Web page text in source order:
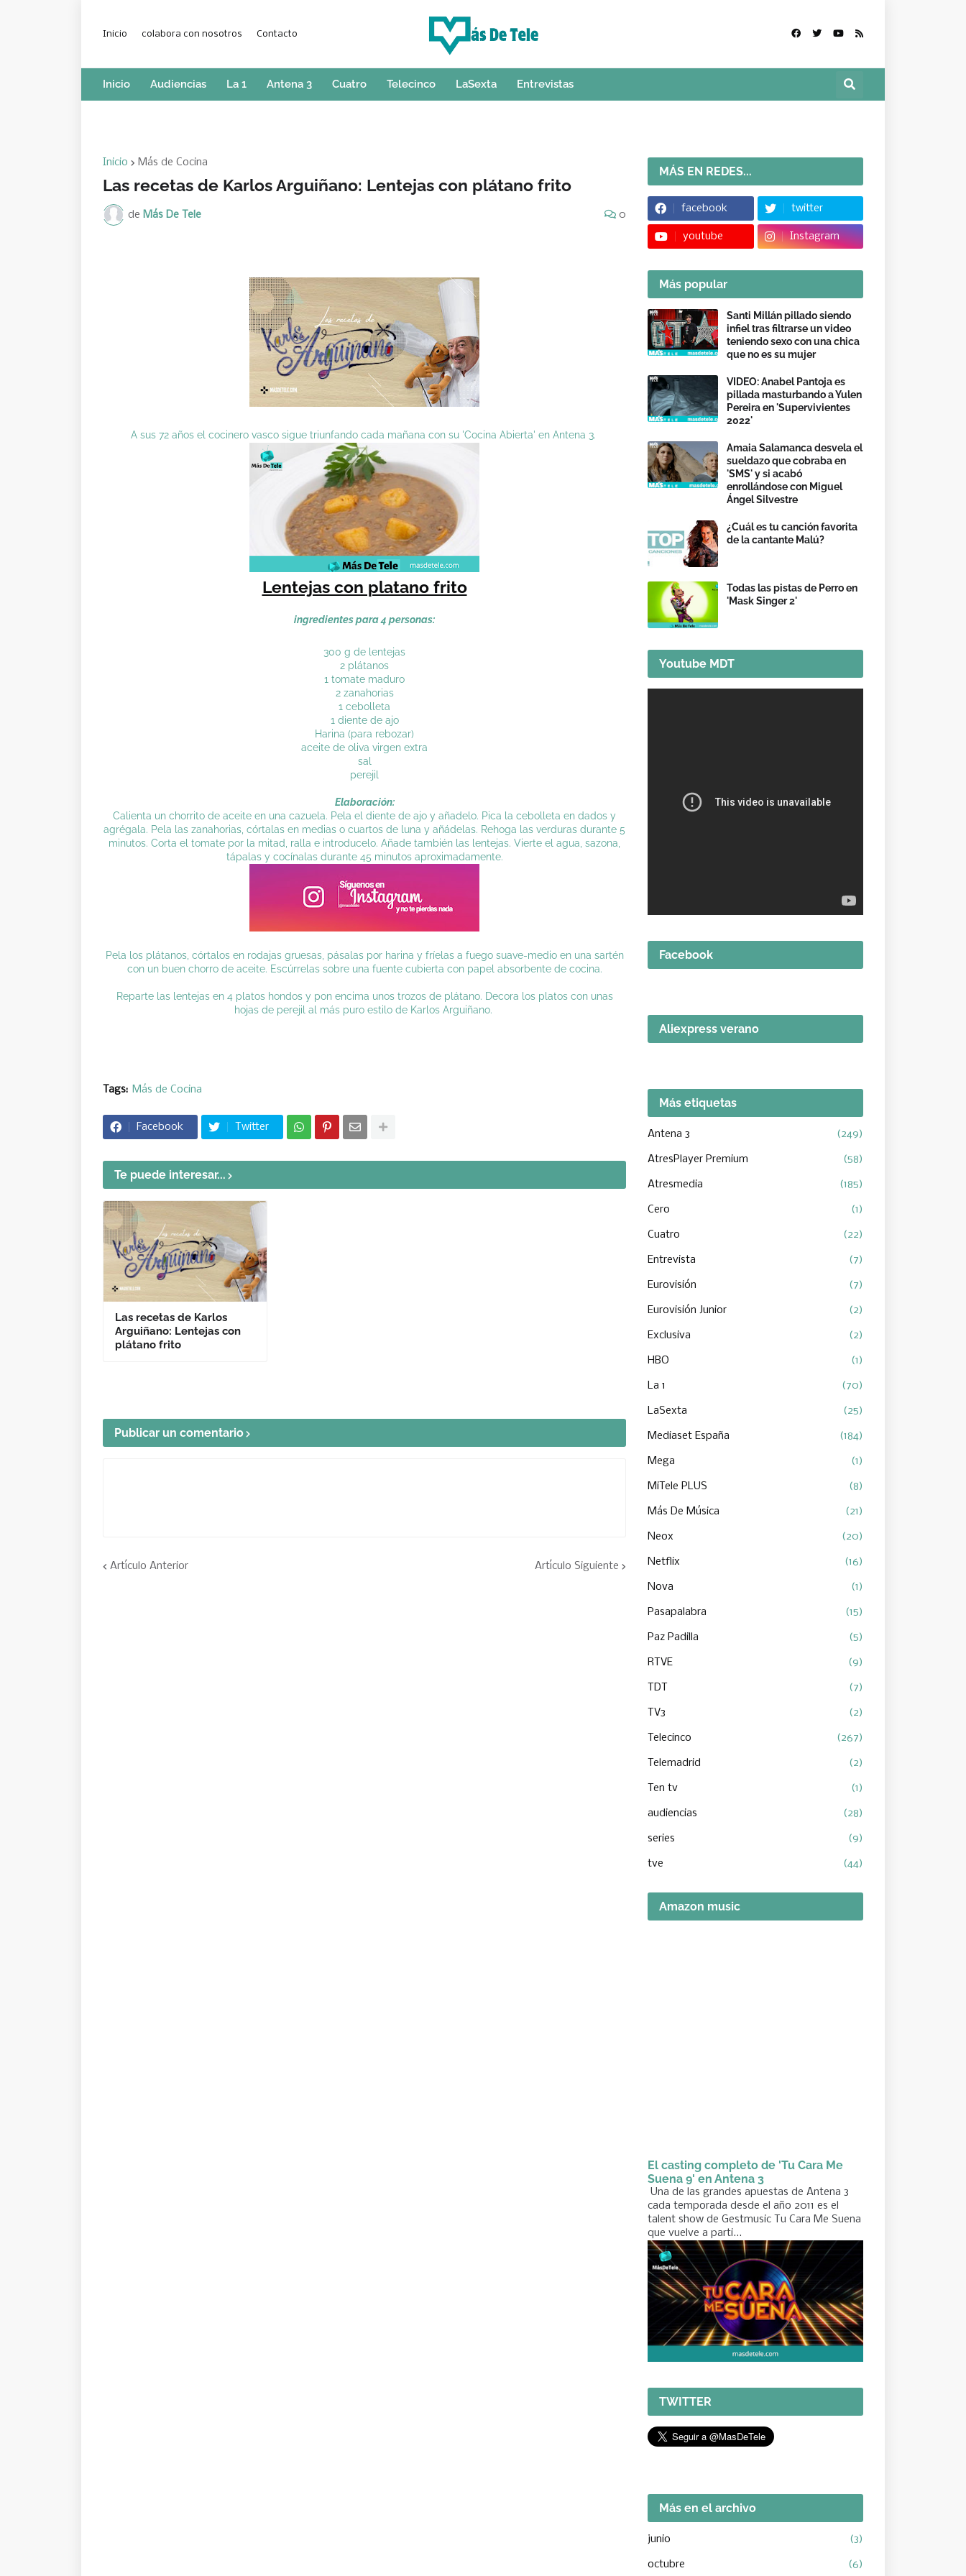
Inicio colabora con nosotros Contacto
Inicio Audiencias La 1 Antena 3 Cuatro Telecinco LaSexta Entrevistas
Inicio Más de Cocina
Las recetas de Karlos Arguiñano: Lentejas con plátano frito
de Más De Tele 0
A sus 72 años el cocinero vasco sigue triunfando cada mañana con su 'Cocina Abierta' en Antena 3.
Lentejas con platano frito
ingredientes para 4 personas:
300 g de lentejas
2 plátanos
1 tomate maduro
2 zanahorias
1 cebolleta
1 diente de ajo
Harina (para rebozar)
aceite de oliva virgen extra
sal
perejil
Elaboración:
Calienta un chorrito de aceite en una cazuela. Pela el diente de ajo y añadelo. Pica la cebolleta en dados y
agrégala. Pela las zanahorias, córtalas en medias o cuartos de luna y añádelas. Rehoga las verduras durante 5
minutos. Corta el tomate por la mitad, ralla e introducelo. Añade también las lentejas. Vierte el agua, sazona,
tápalas y cocínalas durante 45 minutos aproximadamente.
Pela los plátanos, córtalos en rodajas gruesas, pásalas por harina y fríelas a fuego suave-medio en una sartén
con un buen chorro de aceite. Escúrrelas sobre una fuente cubierta con papel absorbente de cocina.
Reparte las lentejas en 4 platos hondos y pon encima unos trozos de plátano. Decora los platos con unas
hojas de perejil al más puro estilo de Karlos Arguiñano.
Tags: Más de Cocina
Facebook Twitter
Te puede interesar...
Las recetas de Karlos
Arguiñano: Lentejas con
plátano frito
Publicar un comentario
Artículo Anterior Artículo Siguiente
MÁS EN REDES...
facebook twitter
youtube Instagram
Más popular
Santi Millán pillado siendo
infiel tras filtrarse un video
teniendo sexo con una chica
que no es su mujer
VIDEO: Anabel Pantoja es
pillada masturbando a Yulen
Pereira en 'Supervivientes
2022'
Amaia Salamanca desvela el
sueldazo que cobraba en
'SMS' y si acabó
enrollándose con Miguel
Ángel Silvestre
¿Cuál es tu canción favorita
de la cantante Malú?
Todas las pistas de Perro en
'Mask Singer 2'
Youtube MDT
Facebook
Aliexpress verano
Más etiquetas
Antena 3 (249)
AtresPlayer Premium (58)
Atresmedia (185)
Cero (1)
Cuatro (22)
Entrevista (7)
Eurovisión (7)
Eurovisión Junior (2)
Exclusiva (2)
HBO (1)
La 1 (70)
LaSexta (25)
Mediaset España (184)
Mega (1)
MiTele PLUS (8)
Más De Música (21)
Neox (20)
Netflix (16)
Nova (1)
Pasapalabra (15)
Paz Padilla (5)
RTVE (9)
TDT (7)
TV3 (2)
Telecinco (267)
Telemadrid (2)
Ten tv (1)
audiencias (28)
series (9)
tve (44)
Amazon music
El casting completo de 'Tu Cara Me
Suena 9' en Antena 3
Una de las grandes apuestas de Antena 3
cada temporada desde el año 2011 es el
talent show de Gestmusic Tu Cara Me Suena
que vuelve a parti...
TWITTER
Más en el archivo
junio (3)
octubre (6)